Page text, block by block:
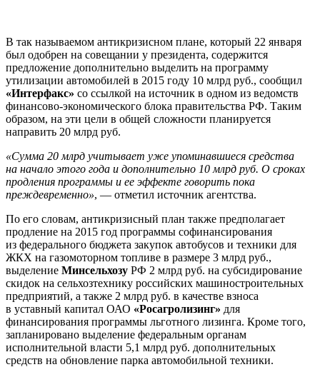
В так называемом антикризисном плане, который 22 января
был одобрен на совещании у президента, содержится
предложение дополнительно выделить на программу
утилизации автомобилей в 2015 году 10 млрд руб., сообщил
«Интерфакс» со ссылкой на источник в одном из ведомств
финансово-экономического блока правительства РФ. Таким
образом, на эти цели в общей сложности планируется
направить 20 млрд руб.
«Сумма 20 млрд учитывает уже упоминавшиеся средства
на начало этого года и дополнительно 10 млрд руб. О сроках
продления программы и ее эффекте говорить пока
преждевременно», — отметил источник агентства.
По его словам, антикризисный план также предполагает
продление на 2015 год программы софинансирования
из федерального бюджета закупок автобусов и техники для
ЖКХ на газомоторном топливе в размере 3 млрд руб.,
выделение Минсельхозу РФ 2 млрд руб. на субсидирование
скидок на сельхозтехнику российских машиностроительных
предприятий, а также 2 млрд руб. в качестве взноса
в уставный капитал ОАО «Росагролизинг» для
финансирования программы льготного лизинга. Кроме того,
запланировано выделение федеральным органам
исполнительной власти 5,1 млрд руб. дополнительных
средств на обновление парка автомобильной техники.